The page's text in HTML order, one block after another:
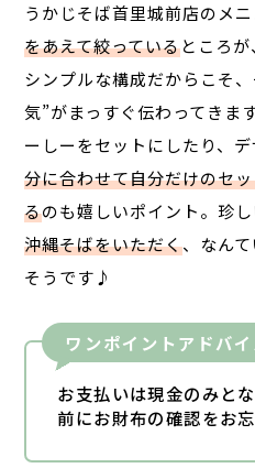
うかじそば首里城前店のメ
をあえて絞っているところ
シンプルな構成だからこそ
気”がまっすぐ伝わってきま
ーしーをセットにしたり、
分に合わせて自分だけのセ
るのも嬉しいポイント。珍
沖縄そばをいただく、なん
そうです♪
ワンポイントアドバイ
お支払いは現金のみと
前にお財布の確認をお